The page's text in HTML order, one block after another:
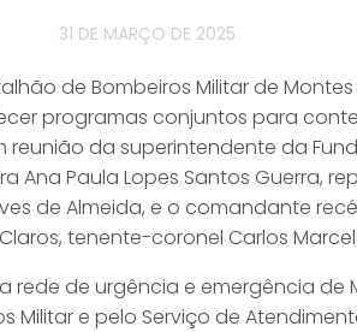
31 DE MARÇO DE 2025
de Bombeiros Militar de
programas conjuntos para
da superintendente da
Ana Paula Lopes Santos Guerra,
de Almeida, e o comandante
tenente-coronel Carlos
rede de urgência e emergência de
e pelo Serviço de